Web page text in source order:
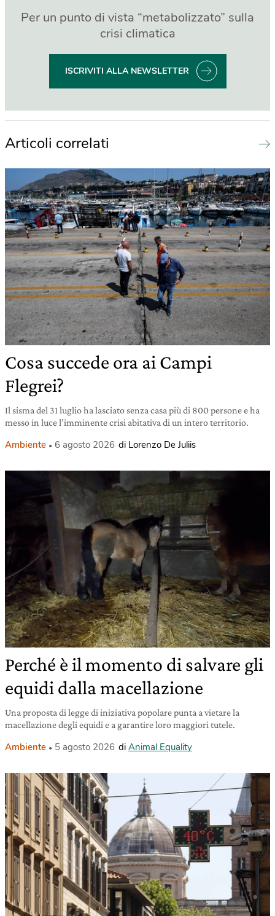
Per un punto di vista “metabolizzato” sulla
crisi climatica
ISCRIVITI ALLA NEWSLETTER
Articoli correlati
Cosa succede ora ai Campi
Flegrei?
Il sisma del 31 luglio ha lasciato senza casa più di 800 persone e ha
messo in luce l’imminente crisi abitativa di un intero territorio.
Ambiente 6 agosto 2026 di Lorenzo De Juliis
Perché è il momento di salvare gli
equidi dalla macellazione
Una proposta di legge di iniziativa popolare punta a vietare la
macellazione degli equidi e a garantire loro maggiori tutele.
Ambiente 5 agosto 2026 di Animal Equality